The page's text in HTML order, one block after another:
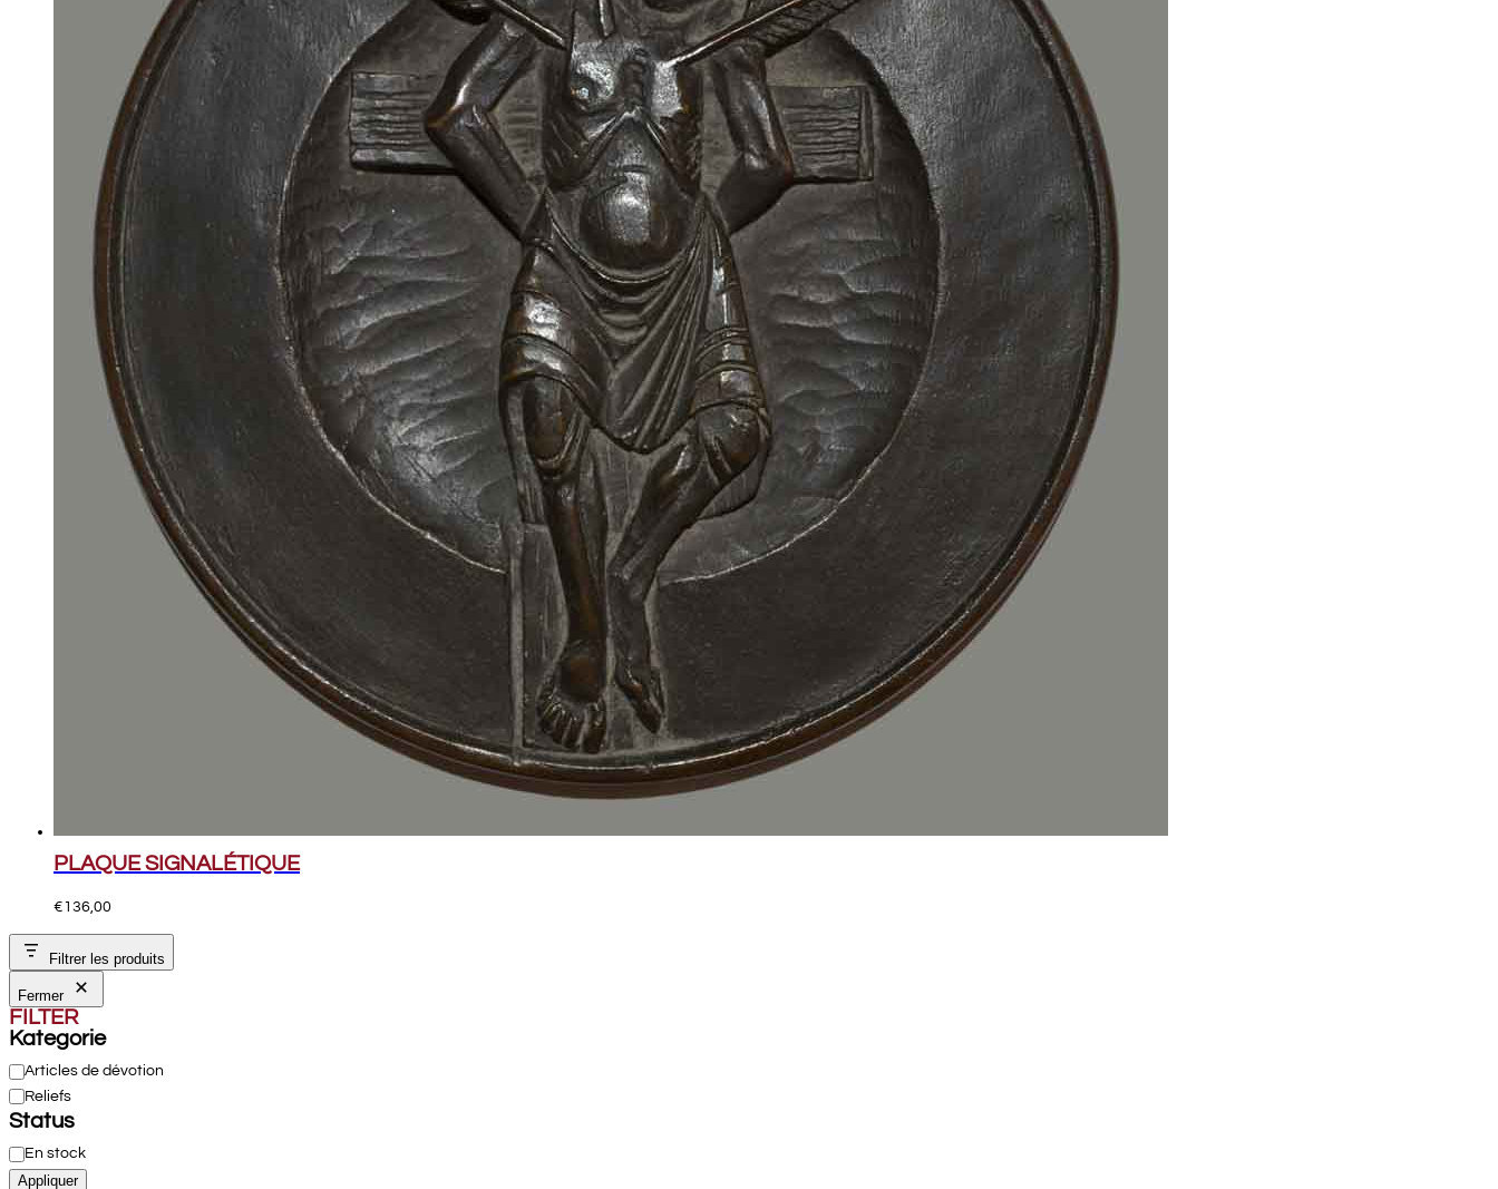
PLAQUE SIGNALÉTIQUE
€136,00
Filtrer les produits
Fermer
FILTER
Kategorie
Catégorie
Articles de dévotion
Reliefs
Status
ÉtatEn stock
Appliquer